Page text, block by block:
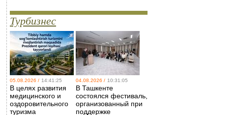
Турбизнес
05.08.2026 / 14:41:25
В целях развития
медицинского и
оздоровительного
туризма
04.08.2026 / 10:31:05
В Ташкенте
состоялся фестиваль,
организованный при
поддержке